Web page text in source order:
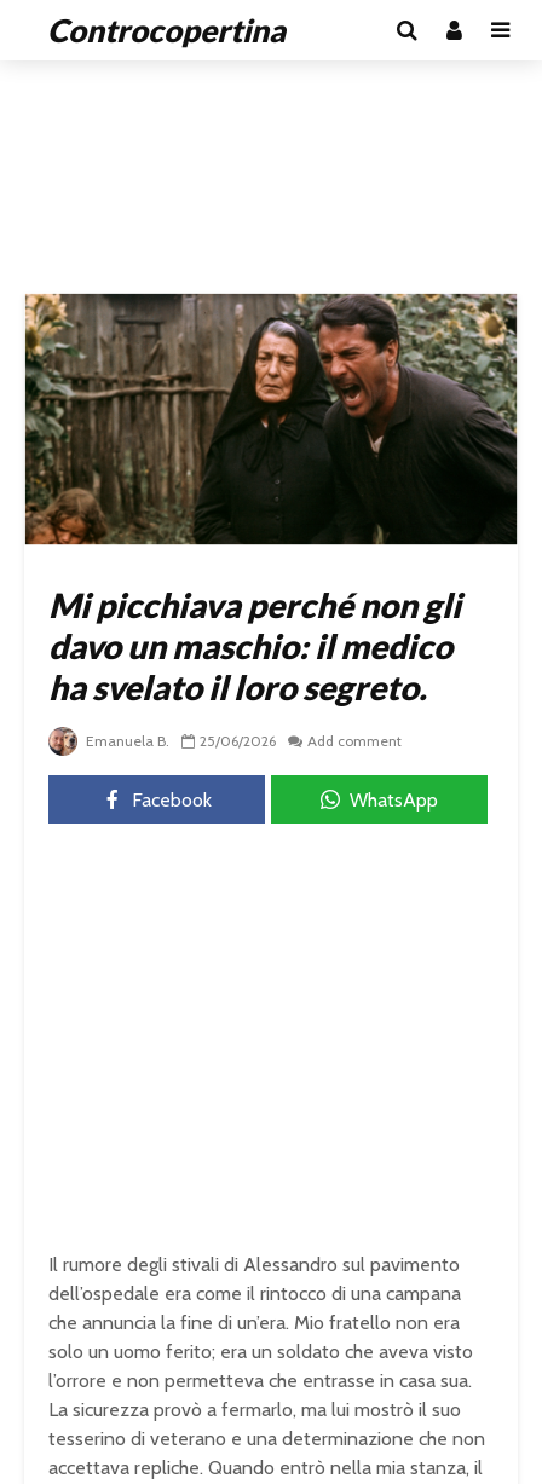
Controcopertina
Mi picchiava perché non gli
davo un maschio: il medico
ha svelato il loro segreto.
Emanuela B. 25/06/2026 Add comment
Facebook WhatsApp
Il rumore degli stivali di Alessandro sul pavimento
dell’ospedale era come il rintocco di una campana
che annuncia la fine di un’era. Mio fratello non era
solo un uomo ferito; era un soldato che aveva visto
l’orrore e non permetteva che entrasse in casa sua.
La sicurezza provò a fermarlo, ma lui mostrò il suo
tesserino di veterano e una determinazione che non
accettava repliche. Quando entrò nella mia stanza, il